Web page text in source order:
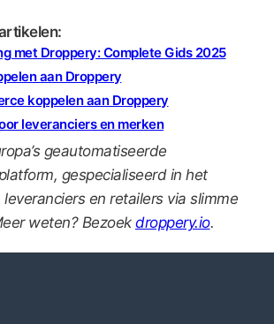
met Droppery: Complete Gids 2025
aan Droppery
koppelen aan Droppery
leveranciers en merken
geautomatiseerde
gespecialiseerd in het
en retailers via slimme
weten? Bezoek droppery.io.